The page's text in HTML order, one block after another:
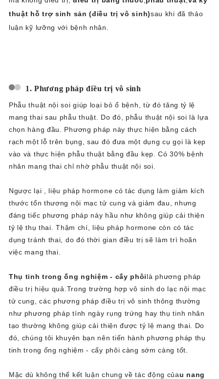
thuật hỗ trợ sinh sản (điều trị vô sinh)sau khi đã thảo
luận kỹ lưỡng với bệnh nhân.
1. Phương pháp điều trị vô sinh
Phẫu thuật nội soi giúp loại bỏ ổ bệnh, từ đó tăng tỷ lệ
mang thai sau phẫu thuật. Do đó, phẫu thuật nội soi là lựa
chọn hàng đầu. Phương pháp này thực hiện bằng cách
rạch một lỗ trên bụng, sau đó đưa một dụng cụ gọi là kẹp
vào và thực hiện phẫu thuật bằng đầu kẹp. Có 30% bệnh
nhân mang thai chỉ nhờ phẫu thuật nội soi.
Ngược lại , liệu pháp hormone có tác dụng làm giảm kích
thước tổn thương nội mạc tử cung và giảm đau, nhưng
đáng tiếc phương pháp này hầu như không giúp cải thiện
tỷ lệ thụ thai. Thậm chí, liệu pháp hormone còn có tác
dụng tránh thai, do đó thời gian điều trị sẽ làm trì hoãn
việc mang thai.
Thụ tinh trong ống nghiệm - cấy phôilà phương pháp
điều trị hiệu quả.Trong trường hợp vô sinh do lạc nội mạc
tử cung, các phương pháp điều trị vô sinh thông thường
như phương pháp tính ngày rụng trứng hay thụ tinh nhân
tạo thường không giúp cải thiện được tỷ lệ mang thai. Do
đó, chúng tôi khuyên bạn nên tiến hành phương pháp thụ
tinh trong ống nghiệm - cấy phôi càng sớm càng tốt.
Mặc dù không thể kết luận chung về tác động củau nang